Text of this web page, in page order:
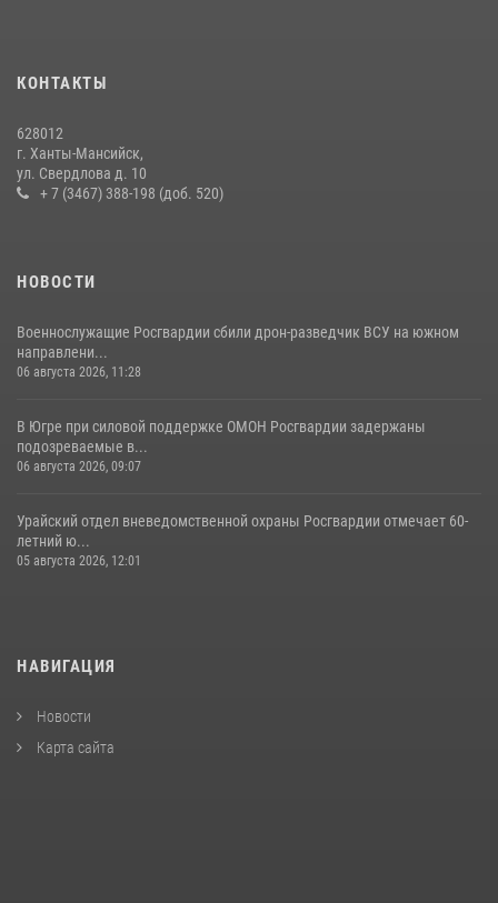
11 июля 2026, 12:26
КОНТАКТЫ
628012
г. Ханты-Мансийск,
ул. Свердлова д. 10
+ 7 (3467) 388-198 (доб. 520)
НОВОСТИ
Военнослужащие Росгвардии сбили дрон-разведчик ВСУ на южном
направлени...
06 августа 2026, 11:28
В Югре при силовой поддержке ОМОН Росгвардии задержаны
подозреваемые в...
06 августа 2026, 09:07
Урайский отдел вневедомственной охраны Росгвардии отмечает 60-
летний ю...
05 августа 2026, 12:01
НАВИГАЦИЯ
Новости
Карта сайта